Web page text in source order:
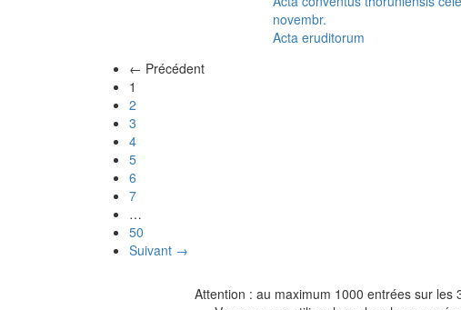
novembr.
Acta eruditorum
← Précédent
1
2
3
4
5
6
7
…
50
Suivant →
Attention : au maximum 1000 entrées sur les